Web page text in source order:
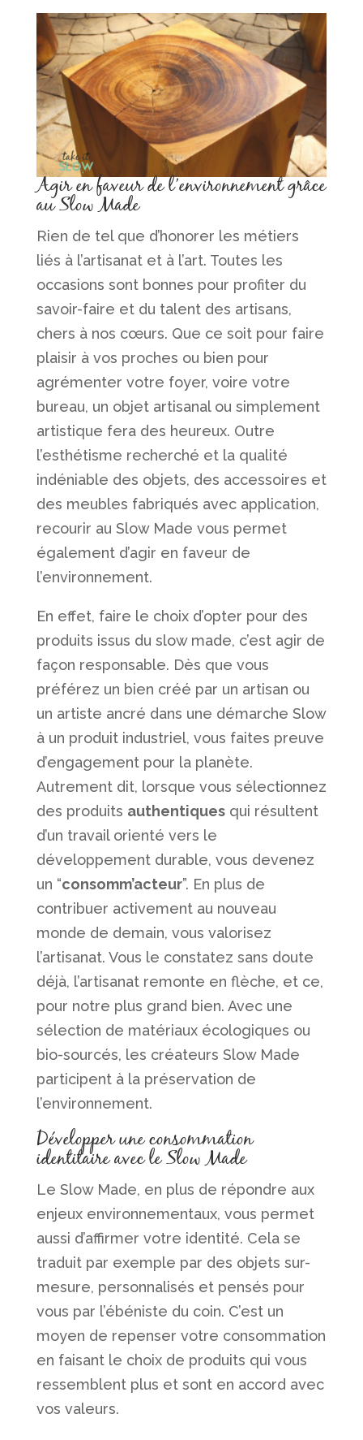
Agir en faveur de l’environnement grâce
au Slow Made
Rien de tel que d’honorer les métiers
liés à l’artisanat et à l’art. Toutes les
occasions sont bonnes pour profiter du
savoir-faire et du talent des artisans,
chers à nos cœurs. Que ce soit pour faire
plaisir à vos proches ou bien pour
agrémenter votre foyer, voire votre
bureau, un objet artisanal ou simplement
artistique fera des heureux. Outre
l’esthétisme recherché et la qualité
indéniable des objets, des accessoires et
des meubles fabriqués avec application,
recourir au Slow Made vous permet
également d’agir en faveur de
l’environnement.
En effet, faire le choix d’opter pour des
produits issus du slow made, c’est agir de
façon responsable. Dès que vous
préférez un bien créé par un artisan ou
un artiste ancré dans une démarche Slow
à un produit industriel, vous faites preuve
d’engagement pour la planète.
Autrement dit, lorsque vous sélectionnez
des produits authentiquesqui résultent
d’un travail orienté vers le
développement durable, vous devenez
un “consomm’acteur”. En plus de
contribuer activement au nouveau
monde de demain, vous valorisez
l’artisanat. Vous le constatez sans doute
déjà, l’artisanat remonte en flèche, et ce,
pour notre plus grand bien. Avec une
sélection de matériaux écologiques ou
bio-sourcés, les créateurs Slow Made
participent à la préservation de
l’environnement.
Développer une consommation
identitaire avec le Slow Made
Le Slow Made, en plus de répondre aux
enjeux environnementaux, vous permet
aussi d’affirmer votre identité. Cela se
traduit par exemple par des objets sur-
mesure, personnalisés et pensés pour
vous par l’ébéniste du coin. C’est un
moyen de repenser votre consommation
en faisant le choix de produits qui vous
ressemblent plus et sont en accord avec
vos valeurs.